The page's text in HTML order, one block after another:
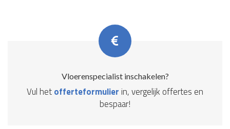
Vloerenspecialist inschakelen?
Vul hetofferteformulier in, vergelijk offertes en
bespaar!